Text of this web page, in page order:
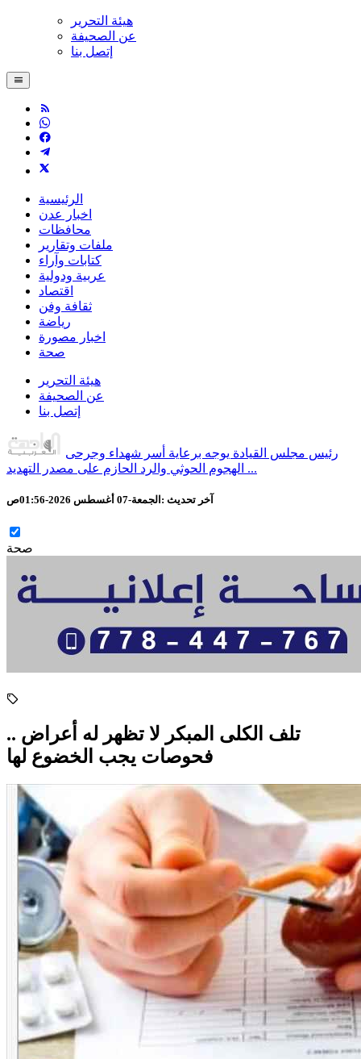
هيئة التحرير
عن الصحيفة
إتصل بنا
الرئيسية
اخبار عدن
محافظات
ملفات وتقارير
كتابات وآراء
عربية ودولية
اقتصاد
ثقافة وفن
رياضة
اخبار مصورة
صحة
هيئة التحرير
عن الصحيفة
إتصل بنا
رئيس مجلس القيادة يوجه برعاية أسر شهداء وجرحى
الهجوم الحوثي والرد الحازم على مصدر التهديد ...
آخر تحديث : الجمعة-07 أغسطس 2026-01:56ص
صحة
تلف الكلى المبكر لا تظهر له أعراض ..
فحوصات يجب الخضوع لها